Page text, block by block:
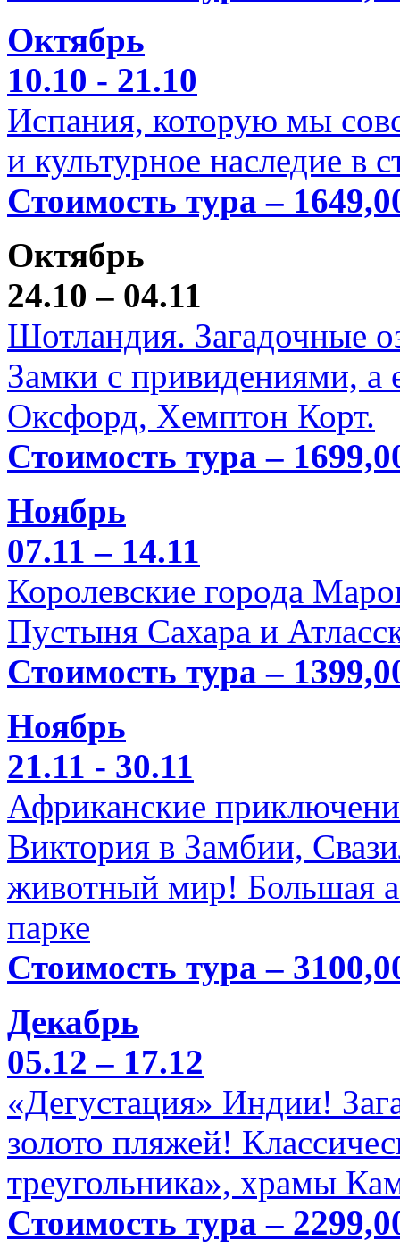
Октябрь
10.10 - 21.10
Испания, которую мы
и культурное наследие в
Стоимость тура –
Октябрь
24.10 – 04.11
Шотландия. Загадочные
Замки с привидениями,
Оксфорд, Хемптон Корт.
Стоимость тура –
Ноябрь
07.11 – 14.11
Королевские города
Пустыня Сахара и
Стоимость тура –
Ноябрь
21.11 - 30.11
Африканские
Виктория в Замбии,
животный мир! Большая
парке
Стоимость тура –
Декабрь
05.12 – 17.12
«Дегустация» Индии!
золото пляжей!
треугольника», храмы
Стоимость тура –